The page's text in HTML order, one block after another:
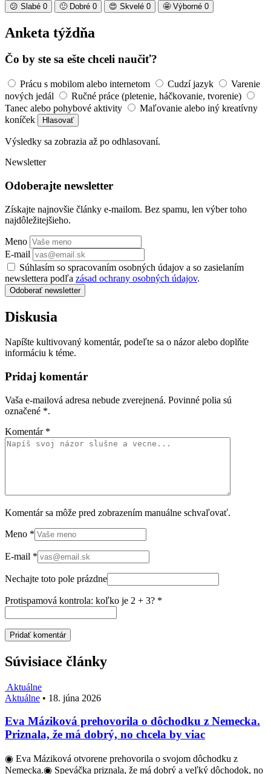
😕 Slabé 0 🙂 Dobré 0 😍 Skvelé 0 🤩 Výborné 0
Anketa týždňa
Čo by ste sa ešte chceli naučiť?
Prácu s mobilom alebo internetom Cudzí jazyk
Varenie
nových jedál
Ručné práce (pletenie, háčkovanie, tvorenie)
Tanec alebo pohybové aktivity
Maľovanie alebo iný kreatívny
koníček
Hlasovať
Výsledky sa zobrazia až po odhlasovaní.
Newsletter
Odoberajte newsletter
Získajte najnovšie články e-mailom. Bez spamu, len výber toho
najdôležitejšieho.
Meno
E-mail
Súhlasím so spracovaním osobných údajov a so zasielaním
newslettera podľa zásad ochrany osobných údajov.
Odoberať newsletter
Diskusia
Napíšte kultivovaný komentár, podeľte sa o názor alebo doplňte
informáciu k téme.
Pridaj komentár
Vaša e-mailová adresa nebude zverejnená. Povinné polia sú
označené *.
Komentár *
Komentár sa môže pred zobrazením manuálne schvaľovať.
Meno *
E-mail *
Nechajte toto pole prázdne
Protispamová kontrola: koľko je 2 + 3? *
Súvisiace články
Aktuálne
Aktuálne • 18. júna 2026
Eva Máziková prehovorila o dôchodku z Nemecka.
Priznala, že má dobrý, no chcela by viac
◉ Eva Máziková otvorene prehovorila o svojom dôchodku z
Nemecka.◉ Speváčka priznala, že má dobrý a veľký dôchodok, no